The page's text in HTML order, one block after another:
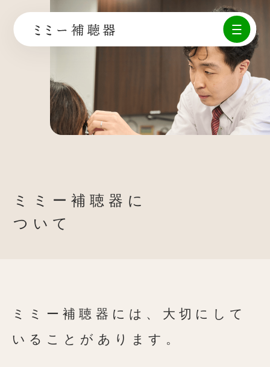
ミミー補聴器に
ついて
ミミー補聴器には、 大切にして
いることがあります。